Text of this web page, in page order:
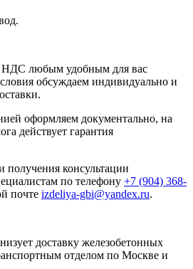
НДС любым удобным для вас
обсуждаем индивидуально и
оформляем документально, на
действует гарантия
получения консультации
по телефону +7 (904) 368-
почте izdeliya-gbi@yandex.ru.
доставку железобетонных
отделом по Москве и